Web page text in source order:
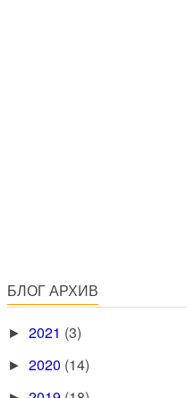
БЛОГ АРХИВ
► 2021 (3)
► 2020 (14)